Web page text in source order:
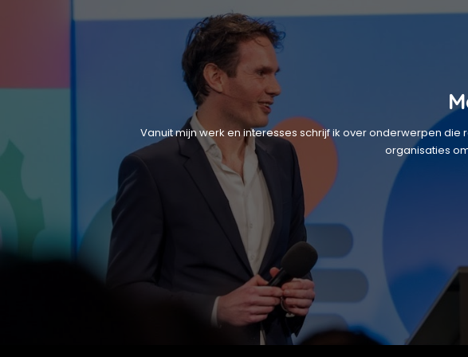
Vanuit mijn werk en interesses schrijf ik over onderwerpen
organisaties